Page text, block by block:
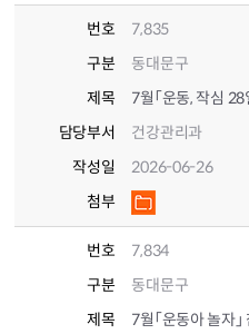
번호
7,835
구분
동대문구
제목
7월「운동, 작심 28
담당부서
건강관리과
작성일
2026-06-26
첨부
번호
7,834
구분
동대문구
제목
7월「운동아 놀자